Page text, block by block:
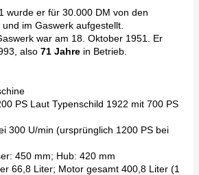
wurde er für 30.000 DM von den
im Gaswerk aufgestellt.
war am 18. Oktober 1951. Er
also 71 Jahre in Betrieb.
PS Laut Typenschild 1922 mit 700 PS
300 U/min (ursprünglich 1200 PS bei
450 mm; Hub: 420 mm
66,8 Liter; Motor gesamt 400,8 Liter (1